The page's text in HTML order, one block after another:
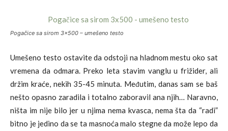
Pogačice sa sirom 3×500 – umešeno testo
Umešeno testo ostavite da odstoji na hladnom mestu oko sat
vremena da odmara. Preko leta stavim vanglu u frižider, ali
držim kraće, nekih 35-45 minuta. Međutim, danas sam se baš
nešto opasno zaradila i totalno zaboravil ana njih… Naravno,
ništa im nije bilo jer u njima nema kvasca, nema šta da “radi”
bitno je jedino da se ta masnoća malo stegne da može lepo da